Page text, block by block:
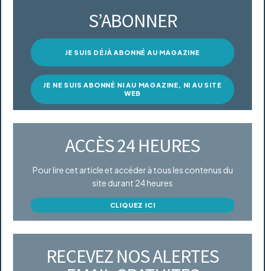
S’ABONNER
JE SUIS DÉJÀ ABONNÉ AU MAGAZINE
JE NE SUIS ABONNÉ NI AU MAGAZINE, NI AU SITE
WEB
ACCÈS 24 HEURES
Pour lire cet article et accéder à tous les contenus du
site durant 24 heures
CLIQUEZ ICI
RECEVEZ NOS ALERTES